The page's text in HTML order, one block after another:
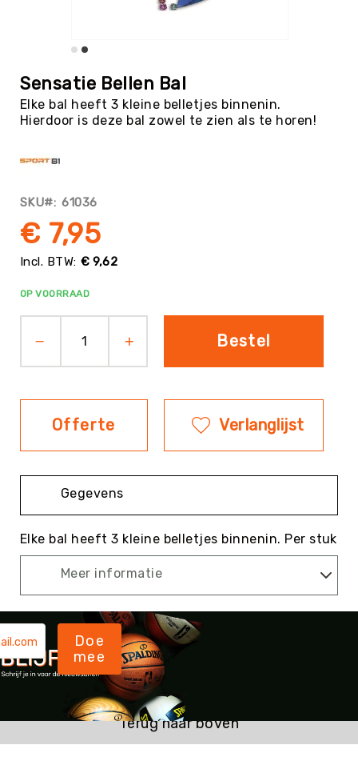
Badminton
Basketbal
Beachvolleybal
Boksen
Pool
Cornhole
Cricket
Dans
&
Muziek
Fitness
Sportvloeren
Discgolf
Hockey
Honk-
&
Softbal
Jeu
Boules
KanJam
Ball
naar
het
begin
van
Sensatie Bellen Bal
Elke bal heeft 3 kleine belletjes binnenin.
Hierdoor is deze bal zowel te zien als te horen!
SKU 61036
€ 9,62
€ 7,95
OP VOORRAAD
Bestel
Offerte Verlanglijst
Gegevens
Elke bal heeft 3 kleine belletjes binnenin. Per stuk
Meer informatie
Doe
mee
Terug naar boven